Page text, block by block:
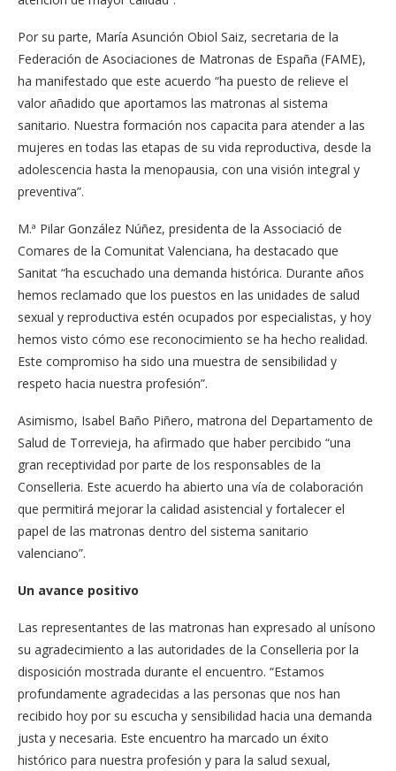
Por su parte, María Asunción Obiol Saiz, secretaria de la
Federación de Asociaciones de Matronas de España (FAME),
ha manifestado que este acuerdo “ha puesto de relieve el
valor añadido que aportamos las matronas al sistema
sanitario. Nuestra formación nos capacita para atender a las
mujeres en todas las etapas de su vida reproductiva, desde la
adolescencia hasta la menopausia, con una visión integral y
preventiva”.
M.ª Pilar González Núñez, presidenta de la Associació de
Comares de la Comunitat Valenciana, ha destacado que
Sanitat “ha escuchado una demanda histórica. Durante años
hemos reclamado que los puestos en las unidades de salud
sexual y reproductiva estén ocupados por especialistas, y hoy
hemos visto cómo ese reconocimiento se ha hecho realidad.
Este compromiso ha sido una muestra de sensibilidad y
respeto hacia nuestra profesión”.
Asimismo, Isabel Baño Piñero, matrona del Departamento de
Salud de Torrevieja, ha afirmado que haber percibido “una
gran receptividad por parte de los responsables de la
Conselleria. Este acuerdo ha abierto una vía de colaboración
que permitirá mejorar la calidad asistencial y fortalecer el
papel de las matronas dentro del sistema sanitario
valenciano”.
Un avance positivo
Las representantes de las matronas han expresado al unísono
su agradecimiento a las autoridades de la Conselleria por la
disposición mostrada durante el encuentro. “Estamos
profundamente agradecidas a las personas que nos han
recibido hoy por su escucha y sensibilidad hacia una demanda
justa y necesaria. Este encuentro ha marcado un éxito
histórico para nuestra profesión y para la salud sexual,